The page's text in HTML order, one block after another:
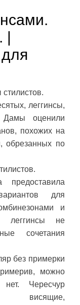
леггинсы,
Дамы оценили
похожих на
обрезанных по
для
и
леггинсы не
сочетания
без примерки
можно
Чересчур
висящие,